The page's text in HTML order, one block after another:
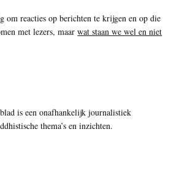
om reacties op berichten te krijgen en op die
met lezers, maarwat staan we wel en niet
is een onafhankelijk journalistiek
thema’s en inzichten.